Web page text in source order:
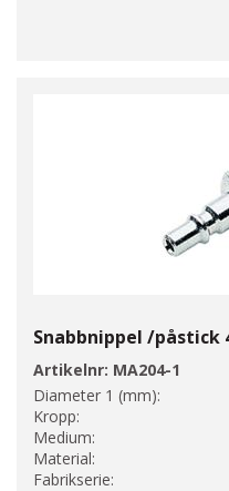
Snabbnippel /påstick
Artikelnr: MA204-1
Diameter 1 (mm):
Kropp:
Medium:
Material:
Fabrikserie: